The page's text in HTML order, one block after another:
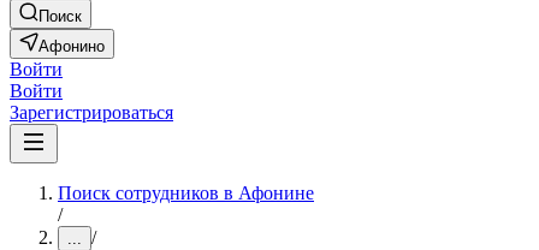
Поиск
Афонино
Войти
Войти
Зарегистрироваться
Поиск сотрудников в Афонине
/
... /